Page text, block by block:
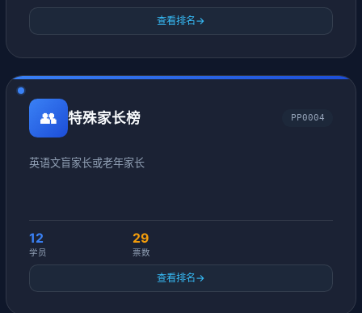
查看排名→
👥 特殊家长榜 PP0004
英语文盲家长或老年家长
12
学员
29
票数
查看排名→